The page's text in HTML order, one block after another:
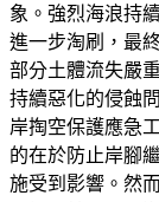
象。強烈海浪持
進一步淘刷，最
部分土體流失嚴
持續惡化的侵蝕
岸掏空保護應急
的在於防止岸腳
施受到影響。然